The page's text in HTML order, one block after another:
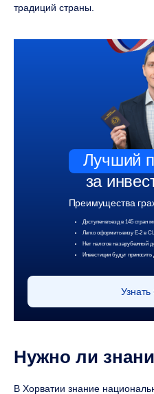
традиций страны.
Лучший
за
Преимущества
Доступен въезд в 145 стран
Легко оформить визу Е-2 в
Нет налогов на зарубежный
Инвестиции будут
Нужно ли
В Хорватии знание